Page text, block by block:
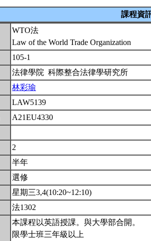
課程資
WTO法
Law of the World Trade Organization
105-1
法律學院 科際整合法律學研究所
林彩瑜
LAW5139
A21EU4330
2
半年
選修
星期三3,4(10:20~12:10)
法1302
本課程以英語授課。與大學部合開。
限學士班三年級以上